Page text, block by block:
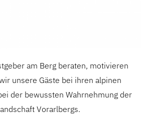
am Berg beraten, motivieren
unsere Gäste bei ihren alpinen
der bewussten Wahrnehmung der
Vorarlbergs.